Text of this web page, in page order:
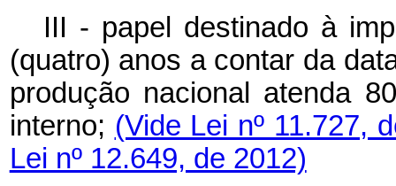
III - papel destinado à
(quatro) anos a contar da
produção nacional atenda
interno; (Vide Lei nº 11.727,
Lei nº 12.649, de 2012)